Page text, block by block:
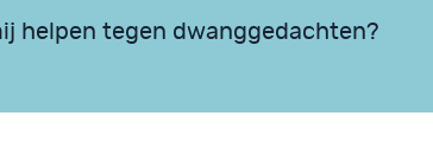
helpen tegen dwanggedachten?